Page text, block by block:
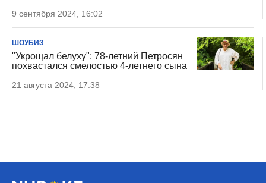
9 сентября 2024, 16:02
ШОУБИЗ
"Укрощал белуху": 78-летний Петросян
похвастался смелостью 4-летнего сына
21 августа 2024, 17:38